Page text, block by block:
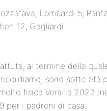
Lombardi 5,
12, Gagliardi
al termine della
sono sotto
fisica Versilia 2022
per i padroni di casa.